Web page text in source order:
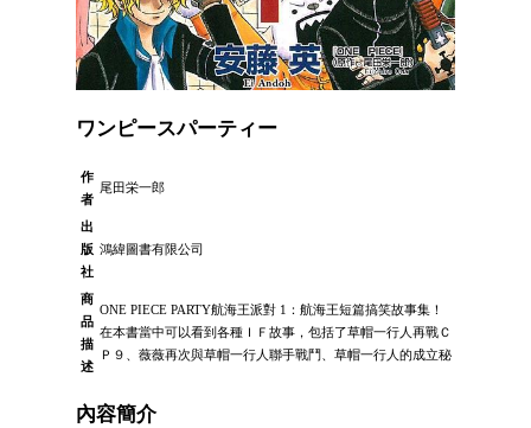
ワンピースパーティー
作
者
尾田栄一郎
出
版
社
鴻緯圖書有限公司
商
品
描
述
ONE PIECE PARTY航海王派對 1：航海王短篇搞笑故事集！
在本書當中可以看到各種ＩＦ故事，包括了草帽一行人再戰Ｃ
Ｐ９、薇薇再次與草帽一行人聯手戰鬥、草帽一行人的成立秘
內容簡介